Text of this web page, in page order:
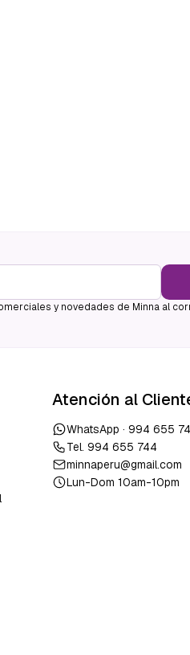
y novedades de Minna al
Atención al
WhatsApp · 994 655
Tel. 994 655 744
minnaperu@gmail.com
Lun-Dom 10am-10pm